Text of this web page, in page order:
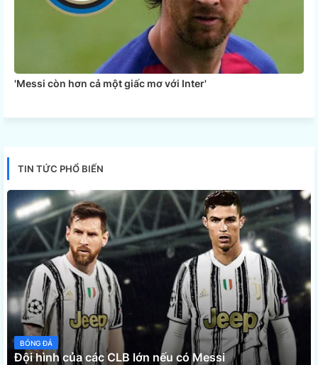
'Messi còn hơn cả một giấc mơ với Inter'
TIN TỨC PHỔ BIẾN
BÓNG ĐÁ
Đội hình của các CLB lớn nếu có Messi